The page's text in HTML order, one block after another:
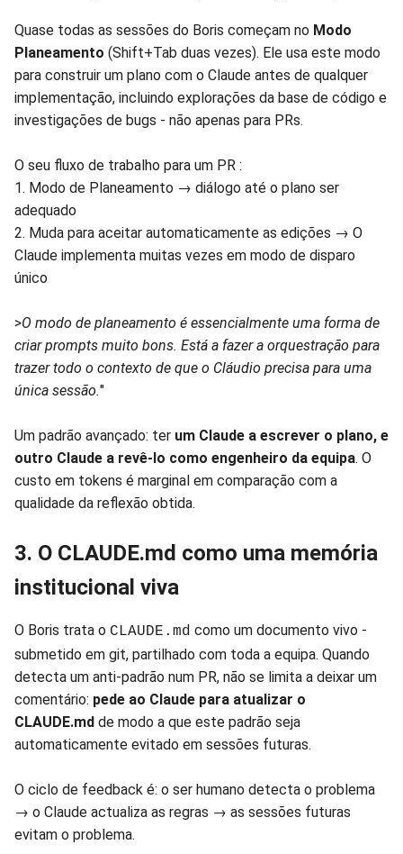
Quase todas as sessões do Boris começam no Modo
Planeamento (Shift+Tab duas vezes). Ele usa este modo
para construir um plano com o Claude antes de qualquer
implementação, incluindo explorações da base de código e
investigações de bugs - não apenas para PRs.
O seu fluxo de trabalho para um PR :
1. Modo de Planeamento → diálogo até o plano ser
adequado
2. Muda para aceitar automaticamente as edições → O
Claude implementa muitas vezes em modo de disparo
único
>O modo de planeamento é essencialmente uma forma de
criar prompts muito bons. Está a fazer a orquestração para
trazer todo o contexto de que o Cláudio precisa para uma
única sessão."
Um padrão avançado: ter um Claude a escrever o plano, e
outro Claude a revê-lo como engenheiro da equipa. O
custo em tokens é marginal em comparação com a
qualidade da reflexão obtida.
3. O CLAUDE.md como uma memória
institucional viva
O Boris trata o CLAUDE.md como um documento vivo -
submetido em git, partilhado com toda a equipa. Quando
detecta um anti-padrão num PR, não se limita a deixar um
comentário: pede ao Claude para atualizar o
CLAUDE.md de modo a que este padrão seja
automaticamente evitado em sessões futuras.
O ciclo de feedback é: o ser humano detecta o problema
→ o Claude actualiza as regras → as sessões futuras
evitam o problema.